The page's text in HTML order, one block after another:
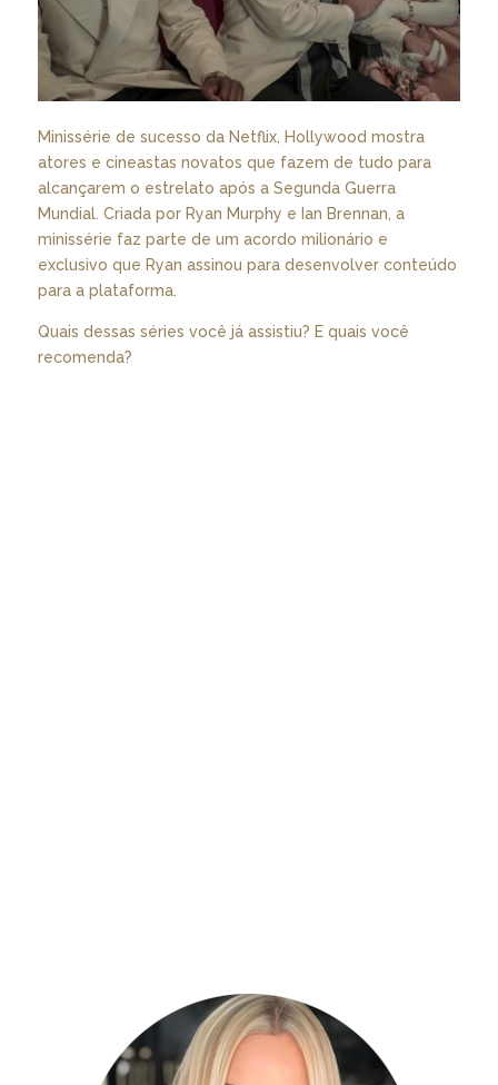
Minissérie de sucesso da Netflix, Hollywood mostra
atores e cineastas novatos que fazem de tudo para
alcançarem o estrelato após a Segunda Guerra
Mundial. Criada por Ryan Murphy e Ian Brennan, a
minissérie faz parte de um acordo milionário e
exclusivo que Ryan assinou para desenvolver conteúdo
para a plataforma.
Quais dessas séries você já assistiu? E quais você
recomenda?